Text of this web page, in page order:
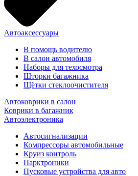
Автоаксессуары
В помощь водителю
В салон автомобиля
Наборы для техосмотра
Шторки багажника
Щётки стеклоочистителя
Автоковрики в салон
Коврики в багажник
Автоэлектроника
Автосигнализации
Компрессоры автомобильные
Круиз контроль
Парктроники
Пусковые устройства для авто